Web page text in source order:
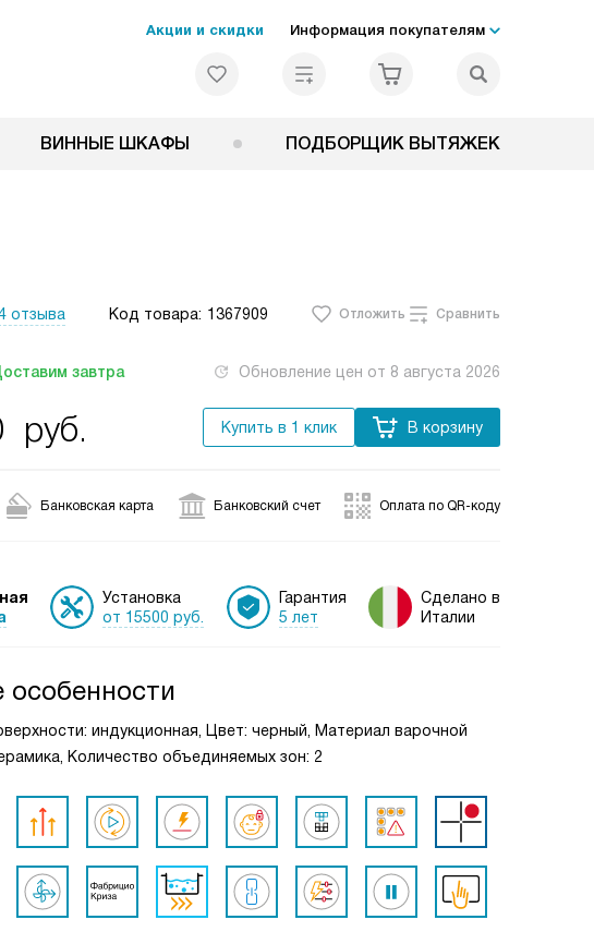
Акции и скидки Информация покупателям
ВИННЫЕ ШКАФЫ ПОДБОРЩИК ВЫТЯЖЕК
отзыва Код товара: 1367909 Отложить Сравнить
завтра Обновление цен от 8 августа 2026
руб. Купить в 1 клик В корзину
Банковская карта Банковский счет Оплата по QR-коду
Установка
от 15500 руб.
Гарантия
5 лет
Сделано в
Италии
индукционная, Цвет: черный, Материал варочной
Количество объединяемых зон: 2